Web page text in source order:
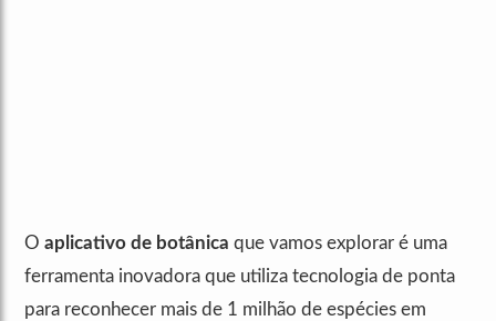
O aplicativo de botânica que vamos explorar é uma
ferramenta inovadora que utiliza tecnologia de ponta
para reconhecer mais de 1 milhão de espécies em